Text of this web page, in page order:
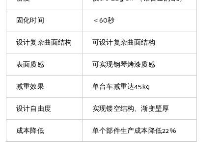
固化时间 ＜60秒
设计复杂曲面结构 可设计复杂曲面结构
表面质感 可实现钢琴烤漆质感
减重效果 单台车减重达45kg
设计自由度 实现镂空结构、渐变壁厚
成本降低 单个部件生产成本降低22%